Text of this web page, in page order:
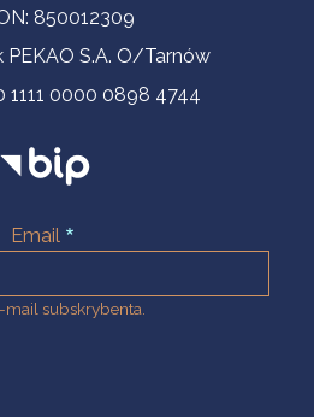
850012309
PEKAO S.A. O/Tarnów
1111 0000 0898 4744
Email
mail subskrybenta.